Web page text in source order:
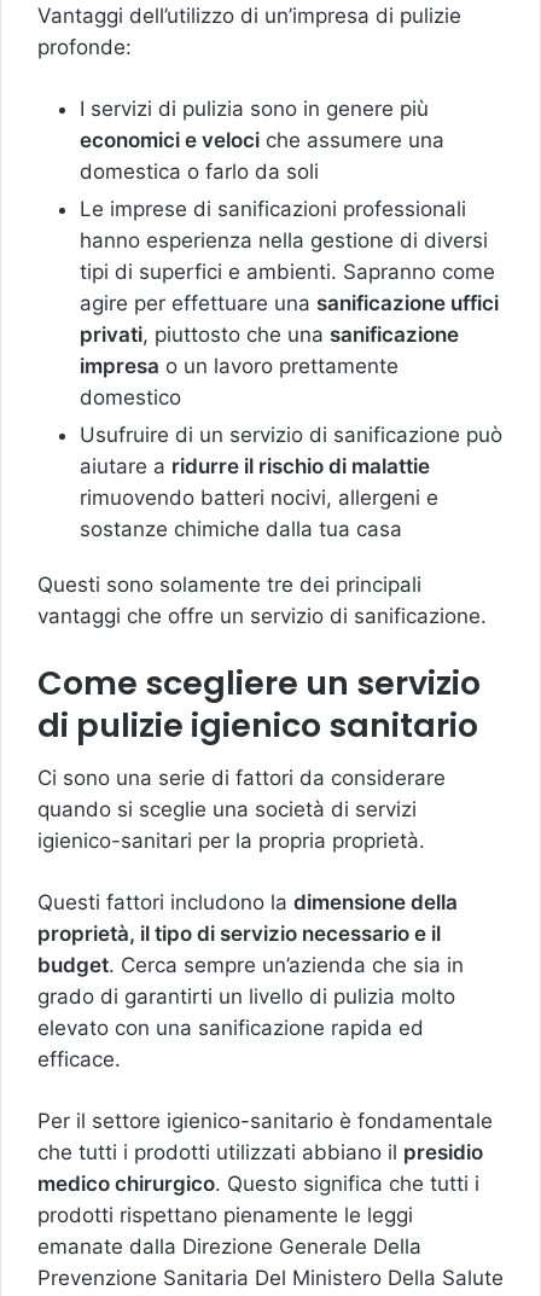
Vantaggi dell’utilizzo di un’impresa di pulizie
profonde:
I servizi di pulizia sono in genere più
economici e veloci che assumere una
domestica o farlo da soli
Le imprese di sanificazioni professionali
hanno esperienza nella gestione di diversi
tipi di superfici e ambienti. Sapranno come
agire per effettuare una sanificazione uffici
privati, piuttosto che una sanificazione
impresa o un lavoro prettamente
domestico
Usufruire di un servizio di sanificazione può
aiutare a ridurre il rischio di malattie
rimuovendo batteri nocivi, allergeni e
sostanze chimiche dalla tua casa
Questi sono solamente tre dei principali
vantaggi che offre un servizio di sanificazione.
Come scegliere un servizio
di pulizie igienico sanitario
Ci sono una serie di fattori da considerare
quando si sceglie una società di servizi
igienico-sanitari per la propria proprietà.
Questi fattori includono la dimensione della
proprietà, il tipo di servizio necessario e il
budget. Cerca sempre un’azienda che sia in
grado di garantirti un livello di pulizia molto
elevato con una sanificazione rapida ed
efficace.
Per il settore igienico-sanitario è fondamentale
che tutti i prodotti utilizzati abbiano il presidio
medico chirurgico. Questo significa che tutti i
prodotti rispettano pienamente le leggi
emanate dalla Direzione Generale Della
Prevenzione Sanitaria Del Ministero Della Salute